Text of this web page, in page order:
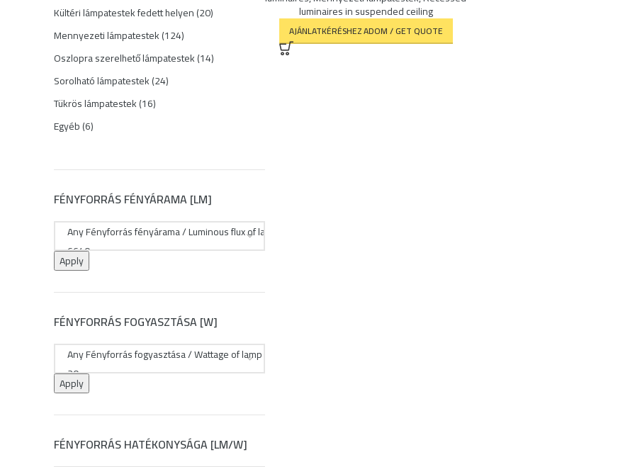
termék
Kültéri lámpatestek fedett helyen 2020
Mennyezeti lámpatestek 124124
termék
Oszlopra szerelhető lámpatestek 1414
Sorolható lámpatestek 2424
Tükrös lámpatestek 1616
Egyéb 66
FÉNYFORRÁS FÉNYÁRAMA [LM]
Apply
FÉNYFORRÁS FOGYASZTÁSA [W]
Apply
FÉNYFORRÁS HATÉKONYSÁGA [LM/W]
luminaires in suspended ceiling
AJÁNLATKÉRÉSHEZ ADOM / GET QUOTE